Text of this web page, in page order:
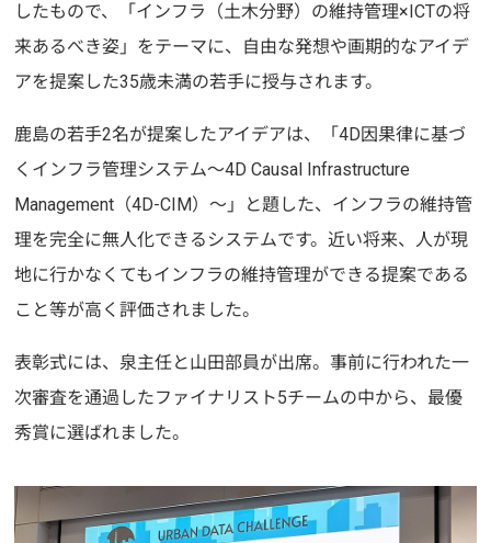
したもので、「インフラ（土木分野）の維持管理×ICTの将
来あるべき姿」をテーマに、自由な発想や画期的なアイデ
アを提案した35歳未満の若手に授与されます。
鹿島の若手2名が提案したアイデアは、「4D因果律に基づ
くインフラ管理システム～4D Causal Infrastructure
Management（4D-CIM）～」と題した、インフラの維持管
理を完全に無人化できるシステムです。近い将来、人が現
地に行かなくてもインフラの維持管理ができる提案である
こと等が高く評価されました。
表彰式には、泉主任と山田部員が出席。事前に行われた一
次審査を通過したファイナリスト5チームの中から、最優
秀賞に選ばれました。